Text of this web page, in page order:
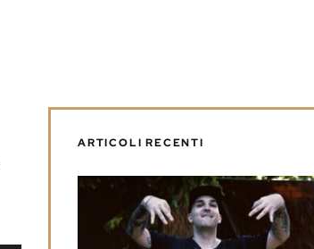
ARTICOLI RECENTI